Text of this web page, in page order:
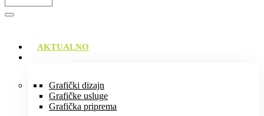
AKTUALNO
Grafički dizajn
Grafičke usluge
Grafička priprema